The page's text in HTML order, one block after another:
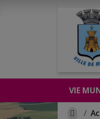
VIE